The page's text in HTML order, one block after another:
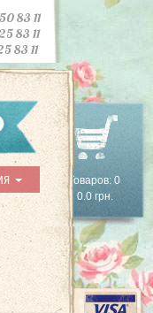
83 11
83 11
83 11
Товаров: 0
0.0 грн.